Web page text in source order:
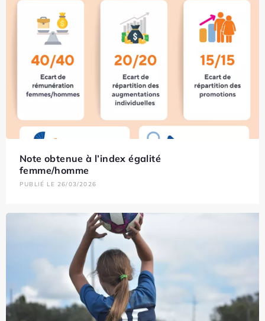
Note obtenue à l’index égalité
femme/homme
PUBLIÉ LE 26/03/2026